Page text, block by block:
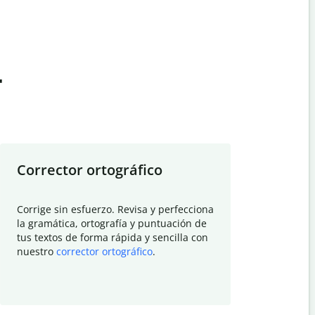
Corrector ortográfico
Corrige sin esfuerzo. Revisa y perfecciona
la gramática, ortografía y puntuación de
tus textos de forma rápida y sencilla con
nuestro corrector ortográfico.